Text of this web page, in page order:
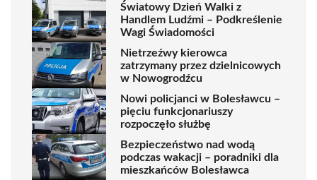
Światowy Dzień Walki z
Handlem Ludźmi – Podkreślenie
Wagi Świadomości
Nietrzeźwy kierowca
zatrzymany przez dzielnicowych
w Nowogrodźcu
Nowi policjanci w Bolesławcu –
pięciu funkcjonariuszy
rozpoczęło służbę
Bezpieczeństwo nad wodą
podczas wakacji – poradniki dla
mieszkańców Bolesławca